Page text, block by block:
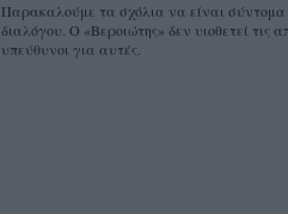
Παρακαλούμε τα σχόλια να είναι σύντομα
διαλόγου. Ο «Βεροιώτης» δεν υιοθετεί τις
υπεύθυνοι για αυτές.